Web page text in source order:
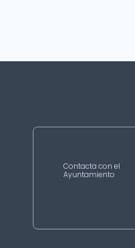
Contacta con el
Ayuntamiento